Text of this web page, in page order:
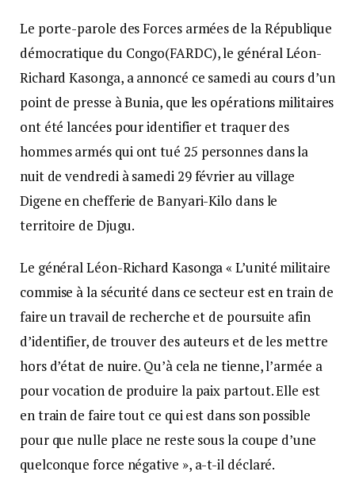
Le porte-parole des Forces armées de la République
démocratique du Congo(FARDC), le général Léon-
Richard Kasonga, a annoncé ce samedi au cours d’un
point de presse à Bunia, que les opérations militaires
ont été lancées pour identifier et traquer des
hommes armés qui ont tué 25 personnes dans la
nuit de vendredi à samedi 29 février au village
Digene en chefferie de Banyari-Kilo dans le
territoire de Djugu.
Le général Léon-Richard Kasonga « L’unité militaire
commise à la sécurité dans ce secteur est en train de
faire un travail de recherche et de poursuite afin
d’identifier, de trouver des auteurs et de les mettre
hors d’état de nuire. Qu’à cela ne tienne, l’armée a
pour vocation de produire la paix partout. Elle est
en train de faire tout ce qui est dans son possible
pour que nulle place ne reste sous la coupe d’une
quelconque force négative », a-t-il déclaré.